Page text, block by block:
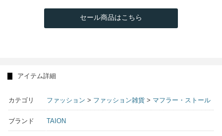
セール商品はこちら
アイテム詳細
カテゴリ ファッション > ファッション雑貨 > マフラー・ストール
ブランド TAION